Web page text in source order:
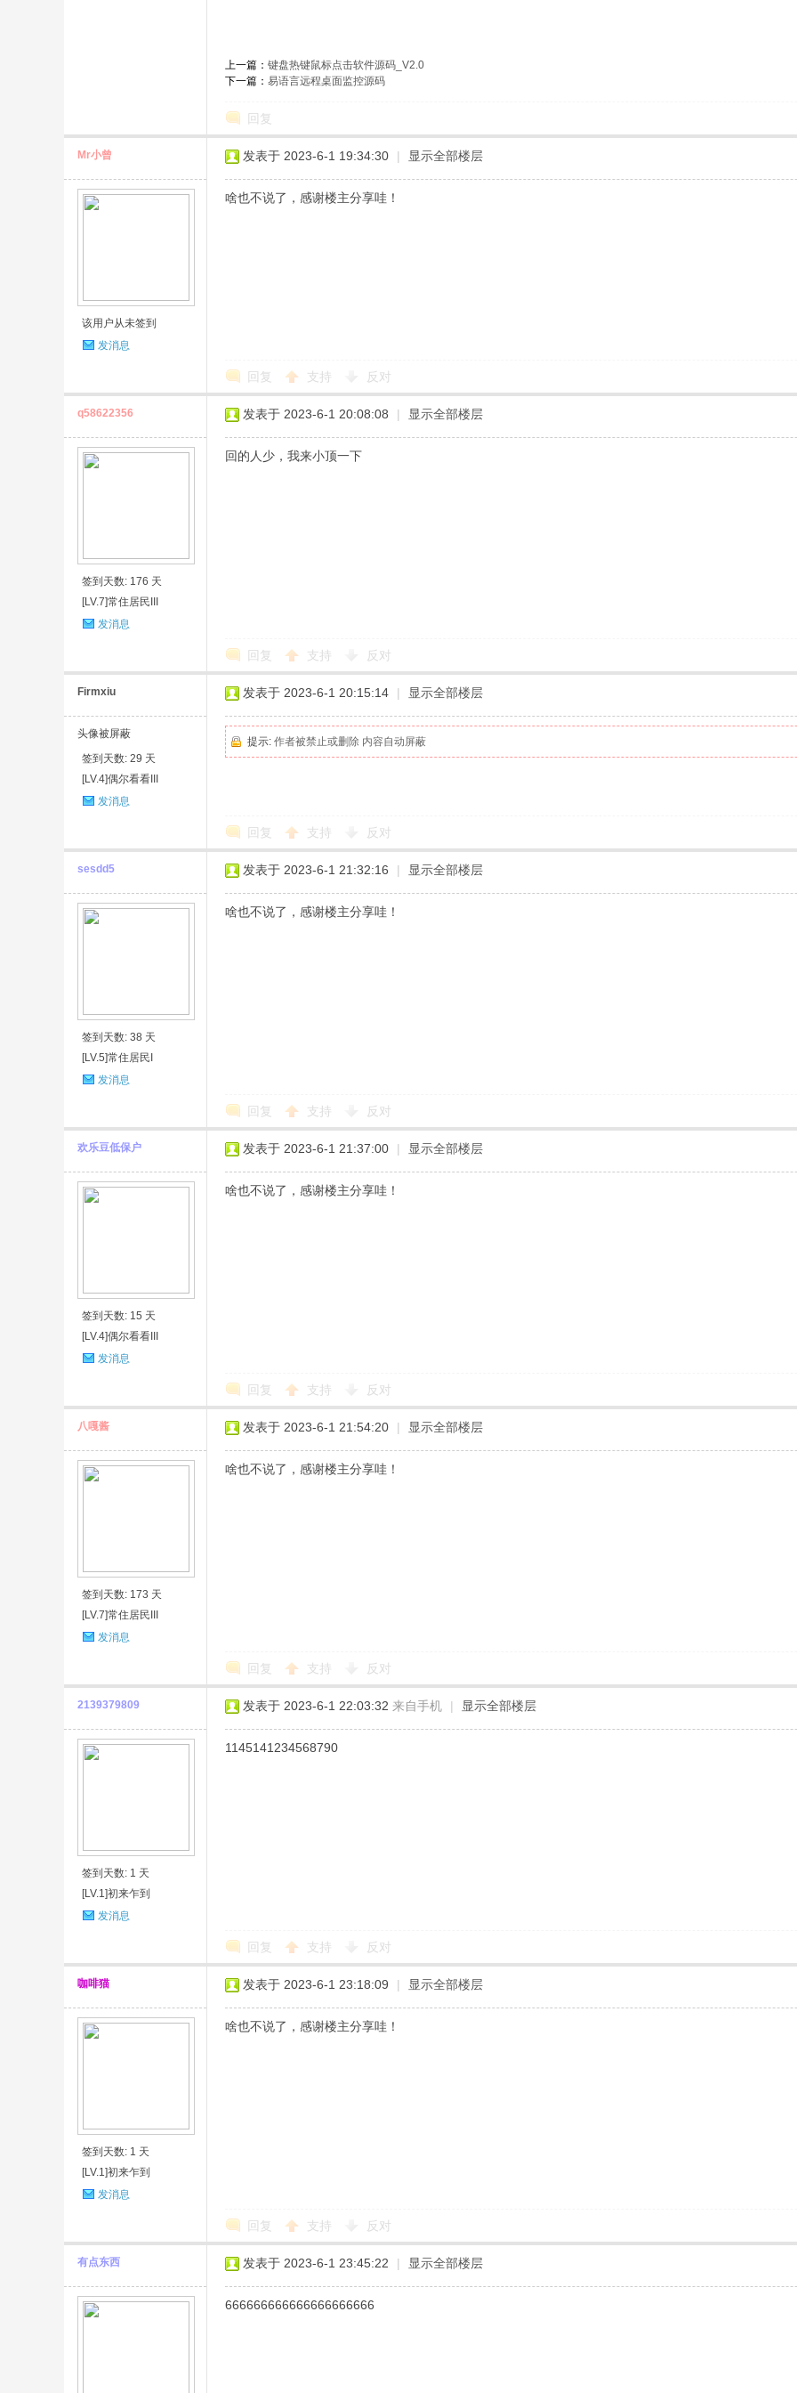
上一篇： 键盘热键鼠标点击软件源码_V2.0
下一篇： 易语言远程桌面监控源码
回复
Mr小曾
该用户从未签到
发消息
发表于 2023-6-1 19:34:30 | 显示全部楼层
啥也不说了，感谢楼主分享哇！
回复 支持 反对
q58622356
签到天数: 176 天
[LV.7]常住居民III
发消息
发表于 2023-6-1 20:08:08 | 显示全部楼层
回的人少，我来小顶一下
回复 支持 反对
Firmxiu
头像被屏蔽
签到天数: 29 天
[LV.4]偶尔看看III
发消息
发表于 2023-6-1 20:15:14 | 显示全部楼层
提示: 作者被禁止或删除 内容自动屏蔽
回复 支持 反对
sesdd5
签到天数: 38 天
[LV.5]常住居民I
发消息
发表于 2023-6-1 21:32:16 | 显示全部楼层
啥也不说了，感谢楼主分享哇！
回复 支持 反对
欢乐豆低保户
签到天数: 15 天
[LV.4]偶尔看看III
发消息
发表于 2023-6-1 21:37:00 | 显示全部楼层
啥也不说了，感谢楼主分享哇！
回复 支持 反对
八嘎酱
签到天数: 173 天
[LV.7]常住居民III
发消息
发表于 2023-6-1 21:54:20 | 显示全部楼层
啥也不说了，感谢楼主分享哇！
回复 支持 反对
2139379809
签到天数: 1 天
[LV.1]初来乍到
发消息
发表于 2023-6-1 22:03:32 来自手机 | 显示全部楼层
1145141234568790
回复 支持 反对
咖啡猫
签到天数: 1 天
[LV.1]初来乍到
发消息
发表于 2023-6-1 23:18:09 | 显示全部楼层
啥也不说了，感谢楼主分享哇！
回复 支持 反对
有点东西 发表于 2023-6-1 23:45:22 | 显示全部楼层
666666666666666666666